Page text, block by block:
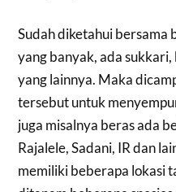
Sudah diketahui bersama
yang banyak, ada
yang lainnya. Maka
tersebut untuk
juga misalnya beras ada
Rajalele, Sadani, IR dan
memiliki beberapa lokasi